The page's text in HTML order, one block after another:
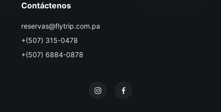
Contáctenos
reservas@flytrip.com.pa
+(507) 315-0478
+(507) 6884-0878